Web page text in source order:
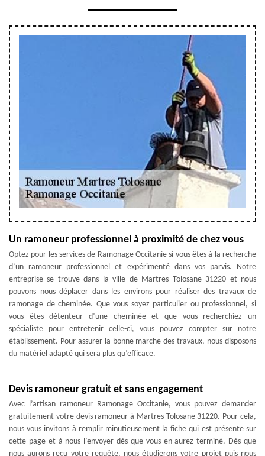
Un ramoneur professionnel à proximité de chez vous
Optez pour les services de Ramonage Occitanie si vous êtes à la recherche
d’un ramoneur professionnel et expérimenté dans vos parvis. Notre
entreprise se trouve dans la ville de Martres Tolosane 31220 et nous
pouvons nous déplacer dans les environs pour réaliser des travaux de
ramonage de cheminée. Que vous soyez particulier ou professionnel, si
vous êtes détenteur d’une cheminée et que vous recherchiez un
spécialiste pour entretenir celle-ci, vous pouvez compter sur notre
établissement. Pour assurer la bonne marche des travaux, nous disposons
du matériel adapté qui sera plus qu’efficace.
Devis ramoneur gratuit et sans engagement
Avec l’artisan ramoneur Ramonage Occitanie, vous pouvez demander
gratuitement votre devis ramoneur à Martres Tolosane 31220. Pour cela,
nous vous invitons à remplir minutieusement la fiche qui est présente sur
cette page et à nous l’envoyer dès que vous en aurez terminé. Dès que
nous aurons reçu votre requête, nous étudierons votre projet puis nous